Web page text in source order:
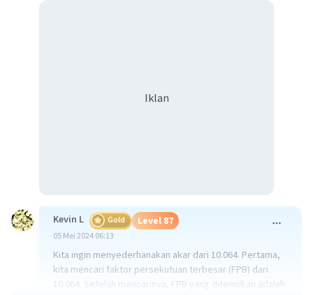
Iklan
Kevin L Gold Level 87
05 Mei 2024 06:13
Kita ingin menyederhanakan akar dari 10.064. Pertama,
kita mencari faktor persekutuan terbesar (FPB) dari
10.064. Setelah mencarinya, FPB yang ditemukan adalah